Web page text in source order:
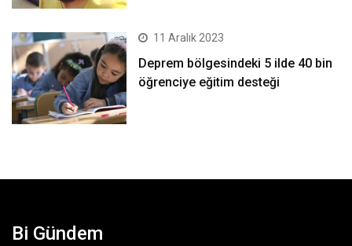
11 Aralık 2023
Deprem bölgesindeki 5 ilde 40 bin
öğrenciye eğitim desteği
Bi Gündem